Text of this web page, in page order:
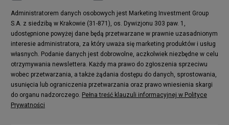
Administratorem danych osobowych jest Marketing Investment Group
S.A. z siedzibą w Krakowie (31-871), os. Dywizjonu 303 paw. 1,
udostępnione powyżej dane będą przetwarzane w prawnie uzasadnionym
interesie administratora, za który uważa się marketing produktów i usług
własnych. Podanie danych jest dobrowolne, aczkolwiek niezbędne w celu
otrzymywania newslettera. Każdy ma prawo do zgłoszenia sprzeciwu
wobec przetwarzania, a także żądania dostępu do danych, sprostowania,
usunięcia lub ograniczenia przetwarzania oraz prawo wniesienia skargi
do organu nadzorczego. Pełna treść klauzuli informacyjnej w Polityce
Prywatności